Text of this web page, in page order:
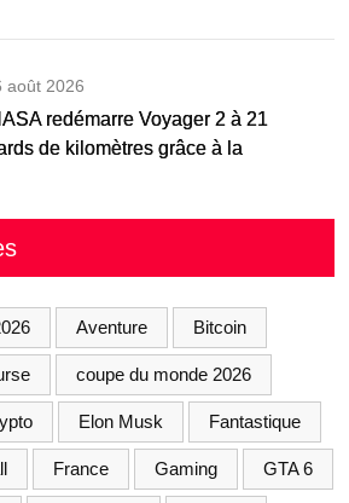
août 2026
redémarre Voyager 2 à 21
de kilomètres grâce à la
Aventure Bitcoin
coupe du monde 2026
Elon Musk Fantastique
France Gaming GTA 6